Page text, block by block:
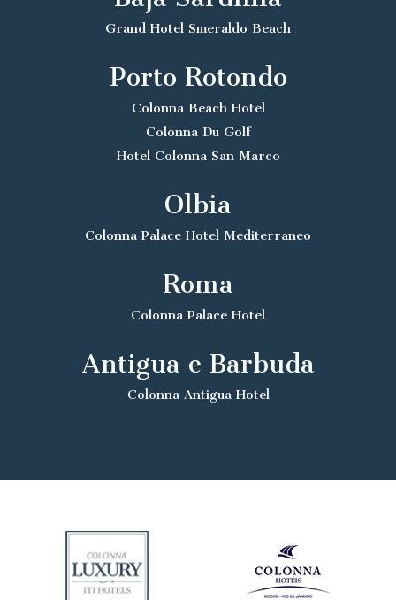
Grand Hotel Smeraldo Beach
Porto Rotondo
Colonna Beach Hotel
Colonna Du Golf
Hotel Colonna San Marco
Olbia
Colonna Palace Hotel Mediterraneo
Roma
Colonna Palace Hotel
Antigua e Barbuda
Colonna Antigua Hotel